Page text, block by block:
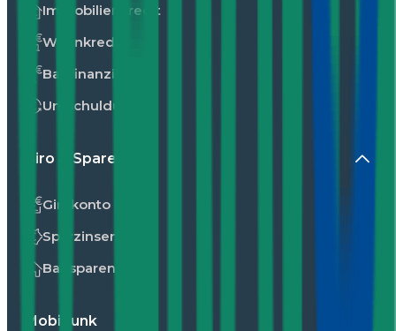
Immobilienkredit
Wohnkredit
Baufinanzierung
Umschuldung
Giro & Sparen
Girokonto
Sparzinsen
Bausparen
Mobilfunk